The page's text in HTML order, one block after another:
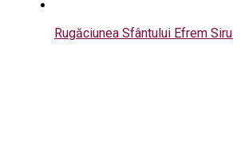
Rugăciunea Sfântului Efrem Sirul